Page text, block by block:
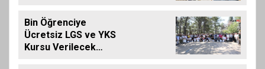
Bin Öğrenciye
Ücretsiz LGS ve YKS
Kursu Verilecek…